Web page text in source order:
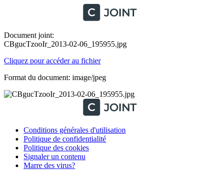
Document joint:
CBgucTzooIr_2013-02-06_195955.jpg
Cliquez pour accéder au fichier
Format du document: image/jpeg
Conditions générales d'utilisation
Politique de confidentialité
Politique des cookies
Signaler un contenu
Marre des virus?